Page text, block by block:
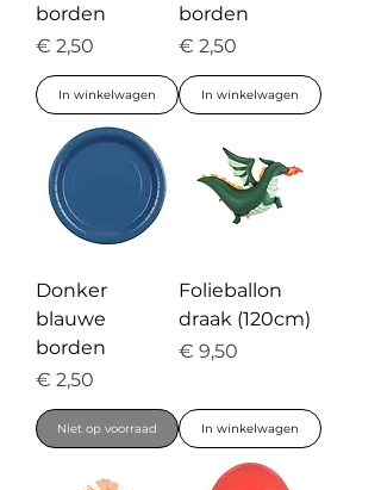
borden
Prijs
€ 2,50
In winkelwagen
borden
Prijs
€ 2,50
In winkelwagen
Donker
blauwe
borden
Prijs
€ 2,50
Niet op voorraad
Folieballon
draak (120cm)
Prijs
€ 9,50
In winkelwagen